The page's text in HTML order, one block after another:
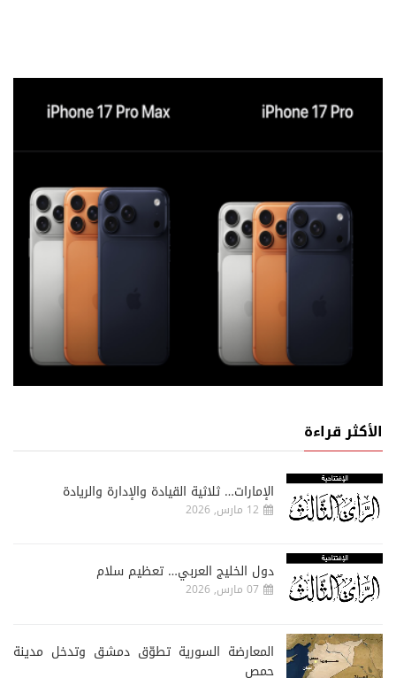
الأكثر قراءة
الإمارات… ثلاثية القيادة والإدارة والريادة
12 مارس, 2026
دول الخليج العربي… تعظيم سلام
07 مارس, 2026
المعارضة السورية تطوّق دمشق وتدخل مدينة
حمص